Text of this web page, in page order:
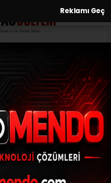
Reklamı Geç
Samassa
ayrılıyor
05.06.2021 - 09:53
sona eren
ile yolların